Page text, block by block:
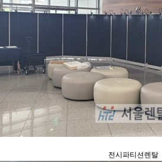
전시파티션렌탈